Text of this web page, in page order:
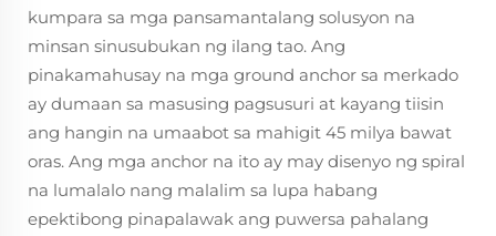
kumpara sa mga pansamantalang solusyon na
minsan sinusubukan ng ilang tao. Ang
pinakamahusay na mga ground anchor sa merkado
ay dumaan sa masusing pagsusuri at kayang tiisin
ang hangin na umaabot sa mahigit 45 milya bawat
oras. Ang mga anchor na ito ay may disenyo ng spiral
na lumalalo nang malalim sa lupa habang
epektibong pinapalawak ang puwersa pahalang